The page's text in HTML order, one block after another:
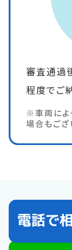
審査通過
程度でご
※車両によ
場合もござ
電話で